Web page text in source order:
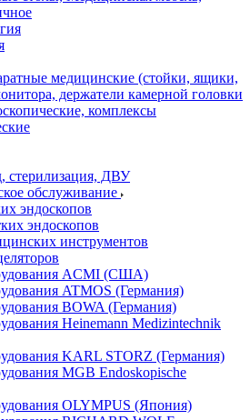
медицинские (стойки, ящики,
держатели камерной головки
комплексы
стерилизация, ДВУ
обслуживание
эндоскопов
эндоскопов
инструментов
ACMI (США)
ATMOS (Германия)
BOWA (Германия)
Heinemann Medizintechnik
KARL STORZ (Германия)
MGB Endoskopische
OLYMPUS (Япония)